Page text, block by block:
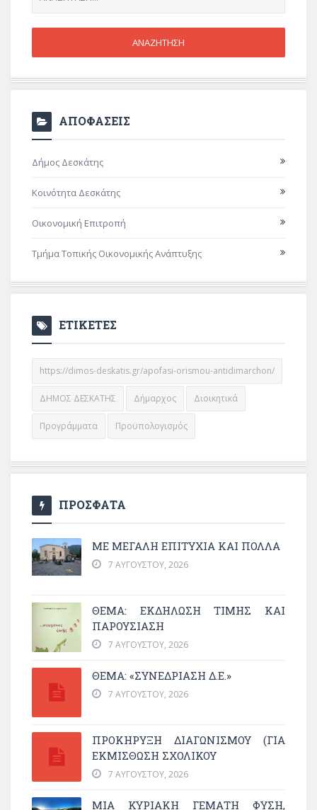
ΑΠΟΦΑΣΕΙΣ
Δήμος Δεσκάτης
Κοινότητα Δεσκάτης
Οικονομική Επιτροπή
Τμήμα Τοπικής Οικονομικής Ανάπτυξης
ΕΤΙΚΕΤΕΣ
https://dimos-deskatis.gr/apofasi-orismou-antidimarchon/
ΔΗΜΟΣ ΔΕΣΚΑΤΗΣ Δήμαρχος Διοικητικά
Προγράμματα Προϋπολογισμός
ΠΡΟΣΦΑΤΑ
ΜΕ ΜΕΓΆΛΗ ΕΠΙΤΥΧΊΑ ΚΑΙ ΠΟΛΛΆ
7 ΑΥΓΟΎΣΤΟΥ, 2026
ΘΈΜΑ: ΕΚΔΉΛΩΣΗ ΤΙΜΉΣ ΚΑΙ
ΠΑΡΟΥΣΊΑΣΗ
7 ΑΥΓΟΎΣΤΟΥ, 2026
ΘΕΜΑ: «ΣΥΝΕΔΡΊΑΣΗ Δ.Ε.»
7 ΑΥΓΟΎΣΤΟΥ, 2026
ΠΡΟΚΗΡΥΞΗ ΔΙΑΓΩΝΙΣΜΟΥ (ΓΙΑ
ΕΚΜΊΣΘΩΣΗ ΣΧΟΛΙΚΟΎ
7 ΑΥΓΟΎΣΤΟΥ, 2026
ΜΙΑ ΚΥΡΙΑΚΉ ΓΕΜΆΤΗ ΦΎΣΗ,